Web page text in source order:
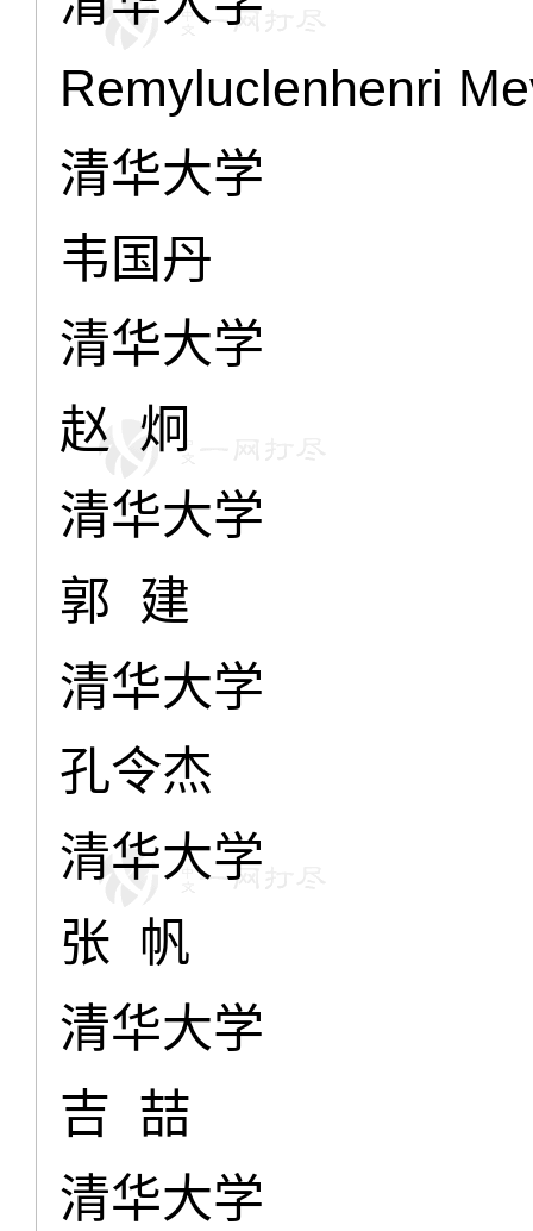
Remyluclenhenri
清华大学
韦国丹
清华大学
赵 炯
清华大学
郭 建
清华大学
孔令杰
清华大学
张 帆
清华大学
吉 喆
清华大学